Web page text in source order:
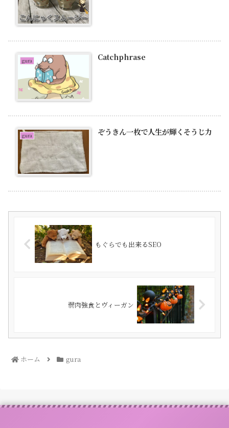
gura Catchphrase
gura ぞうきん一枚で人生が輝くそうじ力
もぐらでも出来るSEO
弱肉強食とヴィーガン
ホーム gura